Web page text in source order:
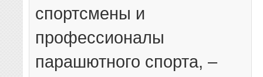
спортсмены и
профессионалы
парашютного спорта, –